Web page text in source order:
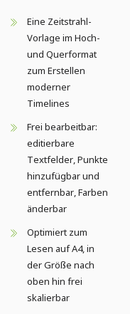
Eine Zeitstrahl-
Vorlage im Hoch-
und Querformat
zum Erstellen
moderner
Timelines
Frei bearbeitbar:
editierbare
Textfelder, Punkte
hinzufügbar und
entfernbar, Farben
änderbar
Optimiert zum
Lesen auf A4, in
der Größe nach
oben hin frei
skalierbar